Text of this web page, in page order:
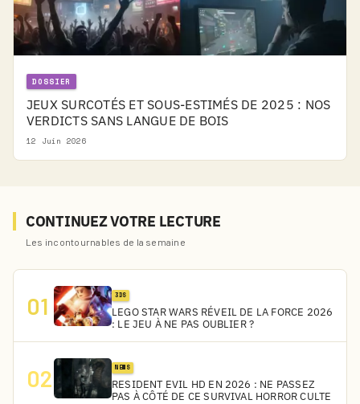
DOSSIER
JEUX SURCOTÉS ET SOUS-ESTIMÉS DE 2025 : NOS
VERDICTS SANS LANGUE DE BOIS
12 Juin 2026
CONTINUEZ VOTRE LECTURE
Les incontournables de la semaine
01 3DS
LEGO STAR WARS RÉVEIL DE LA FORCE 2026
: LE JEU À NE PAS OUBLIER ?
02 NEWS
RESIDENT EVIL HD EN 2026 : NE PASSEZ
PAS À CÔTÉ DE CE SURVIVAL HORROR CULTE